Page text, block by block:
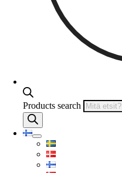
Products search